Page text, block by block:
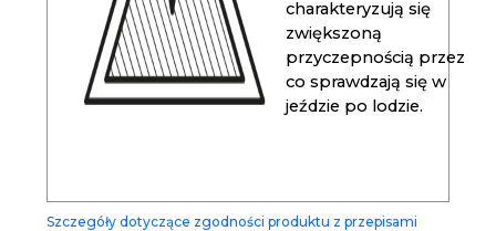
charakteryzują się
zwiększoną
przyczepnością przez
co sprawdzają się w
jeździe po lodzie.
Szczegóły dotyczące zgodności produktu z przepisami